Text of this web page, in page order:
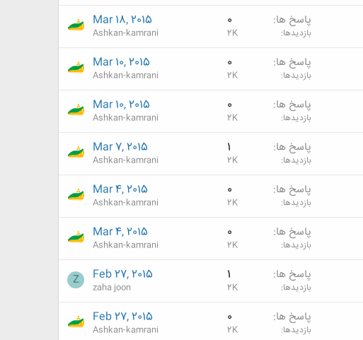
پاسخ ها 0
بازدیدها 2K
Mar 18, 2015
Ashkan-kamrani
پاسخ ها 0
بازدیدها 2K
Mar 10, 2015
Ashkan-kamrani
پاسخ ها 0
بازدیدها 2K
Mar 10, 2015
Ashkan-kamrani
پاسخ ها 1
بازدیدها 2K
Mar 7, 2015
Ashkan-kamrani
پاسخ ها 0
بازدیدها 2K
Mar 4, 2015
Ashkan-kamrani
پاسخ ها 0
بازدیدها 2K
Mar 4, 2015
Ashkan-kamrani
پاسخ ها 1
بازدیدها 2K
Feb 27, 2015
zaha joon
Z
پاسخ ها 0
بازدیدها 2K
Feb 27, 2015
Ashkan-kamrani